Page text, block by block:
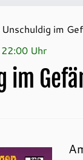
Unschuldig im
Uhr
im